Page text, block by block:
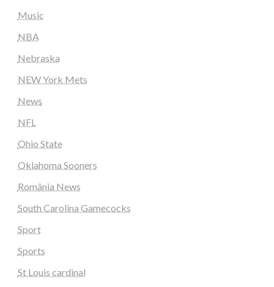
Music
NBA
Nebraska
NEW York Mets
News
NFL
Ohio State
Oklahoma Sooners
România News
South Carolina Gamecocks
Sport
Sports
St Louis cardinal